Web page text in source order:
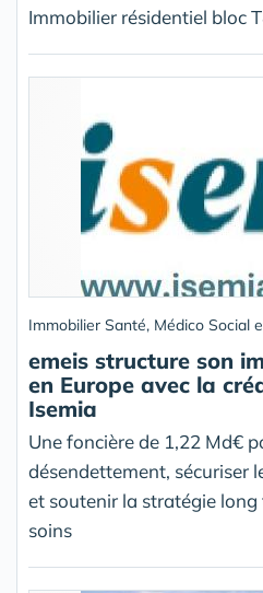
Immobilier résidentiel bloc
Immobilier Santé, Médico Social
emeis structure son
en Europe avec la
Isemia
Une foncière de 1,22 Md€
désendettement, sécuriser
et soutenir la stratégie
soins